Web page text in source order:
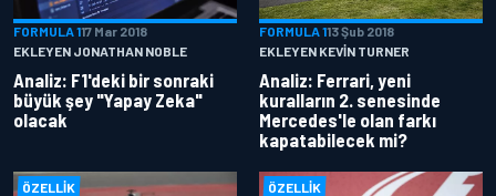
FORMULA 117 Mar 2018
EKLEYEN JONATHAN NOBLE
Analiz: F1'deki bir sonraki
büyük şey "Yapay Zeka"
olacak
FORMULA 113 Şub 2018
EKLEYEN KEVIN TURNER
Analiz: Ferrari, yeni
kuralların 2. senesinde
Mercedes'le olan farkı
kapatabilecek mi?
ÖZELLIK ÖZELLIK